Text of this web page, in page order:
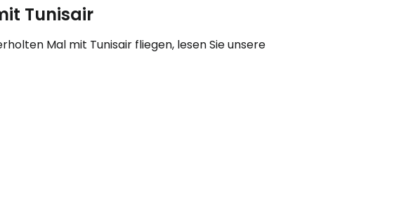
Tunisair
Mal mit Tunisair fliegen, lesen Sie unsere
Weiter mit E-Mail